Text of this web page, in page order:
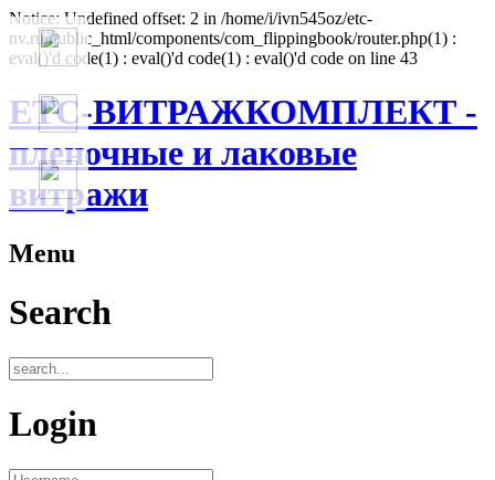
Notice: Undefined offset: 2 in /home/i/ivn545oz/etc-
nv.ru/public_html/components/com_flippingbook/router.php(1) :
eval()'d code(1) : eval()'d code(1) : eval()'d code on line 43
ЕТС-ВИТРАЖКОМПЛЕКТ -
пленочные и лаковые
витражи
Menu
Search
Login